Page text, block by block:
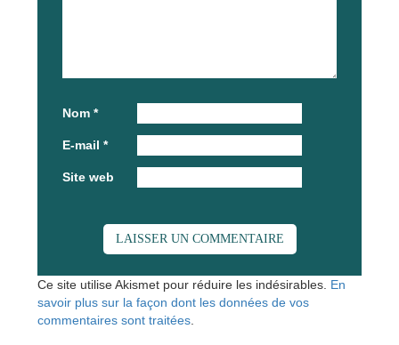
Nom *
E-mail *
Site web
Ce site utilise Akismet pour réduire les indésirables. En
savoir plus sur la façon dont les données de vos
commentaires sont traitées